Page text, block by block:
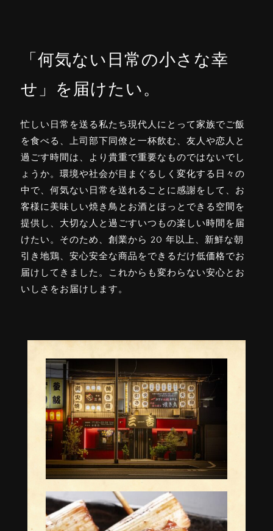
「何気ない日常の小さな幸
せ」を届けたい。
忙しい日常を送る私たち現代人にとって家族でご飯
を食べる、上司部下同僚と一杯飲む、友人や恋人と
過ごす時間は、より貴重で重要なものではないでし
ょうか。環境や社会が目まぐるしく変化する日々の
中で、何気ない日常を送れることに感謝をして、お
客様に美味しい焼き鳥とお酒とほっとできる空間を
提供し、大切な人と過ごすいつもの楽しい時間を届
けたい。そのため、創業から 20 年以上、新鮮な朝
引き地鶏、安心安全な商品をできるだけ低価格でお
届けしてきました。これからも変わらない安心とお
いしさをお届けします。